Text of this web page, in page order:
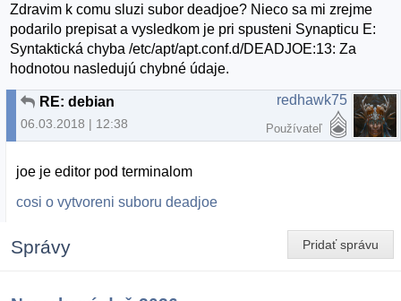
Zdravim k comu sluzi subor deadjoe? Nieco sa mi zrejme
podarilo prepisat a vysledkom je pri spusteni Synapticu E:
Syntaktická chyba /etc/apt/apt.conf.d/DEADJOE:13: Za
hodnotou nasledujú chybné údaje.
RE: debian
06.03.2018 | 12:38
redhawk75
Používateľ
joe je editor pod terminalom
cosi o vytvoreni suboru deadjoe
Pridať správu
Správy